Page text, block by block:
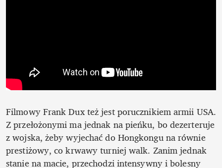
Filmowy Frank Dux też jest porucznikiem armii USA.
Z przełożonymi ma jednak na pieńku, bo dezerteruje
z wojska, żeby wyjechać do Hongkongu na równie
prestiżowy, co krwawy turniej walk. Zanim jednak
stanie na macie, przechodzi intensywny i bolesny